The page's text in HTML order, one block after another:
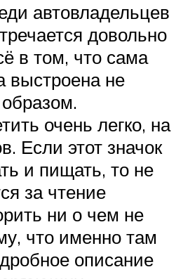
автовладельцев
довольно
в том, что сама
выстроена не
очень легко, на
Если этот значок
и пищать, то не
за чтение
ни о чем не
что именно там
описание